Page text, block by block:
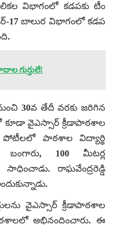
విభాగంలో కడపకు టీం
17 బాలుర విభాగంలో కడప
గుర్తులే!
30వ తేదీ వరకు జరిగిన
కూడా వైఎస్సార్ క్రీడాపాఠశాల
పోటీలలో పాఠశాల విద్యార్థి
100 మీటర్ల
రాఘవేంద్రరెడ్డి
వైఎస్సార్ క్రీడాపాఠశాల
అభినందించారు. ఈ